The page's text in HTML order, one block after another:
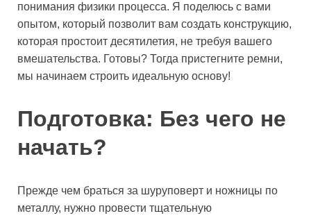
понимания физики процесса. Я поделюсь с вами
опытом, который позволит вам создать конструкцию,
которая простоит десятилетия, не требуя вашего
вмешательства. Готовы? Тогда пристегните ремни,
мы начинаем строить идеальную основу!
Подготовка: Без чего не
начать?
Прежде чем браться за шуруповерт и ножницы по
металлу, нужно провести тщательную